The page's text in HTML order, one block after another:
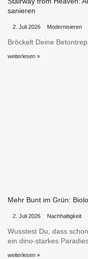
sanieren
2. Juli 2026 Modernisieren
Bröckelt Deine
weiterlesen »
Mehr Bunt im Grün:
2. Juli 2026 Nachhaltigkeit
Wusstest Du, dass
ein dino-starkes
weiterlesen »